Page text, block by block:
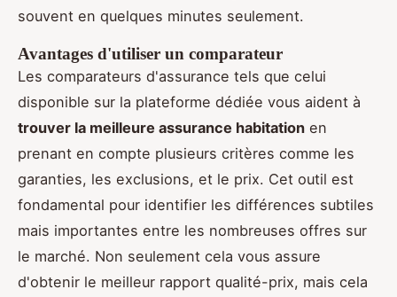
souvent en quelques minutes seulement.
Avantages d'utiliser un comparateur
Les comparateurs d'assurance tels que celui
disponible sur la plateforme dédiée vous aident à
trouver la meilleure assurance habitation en
prenant en compte plusieurs critères comme les
garanties, les exclusions, et le prix. Cet outil est
fondamental pour identifier les différences subtiles
mais importantes entre les nombreuses offres sur
le marché. Non seulement cela vous assure
d'obtenir le meilleur rapport qualité-prix, mais cela